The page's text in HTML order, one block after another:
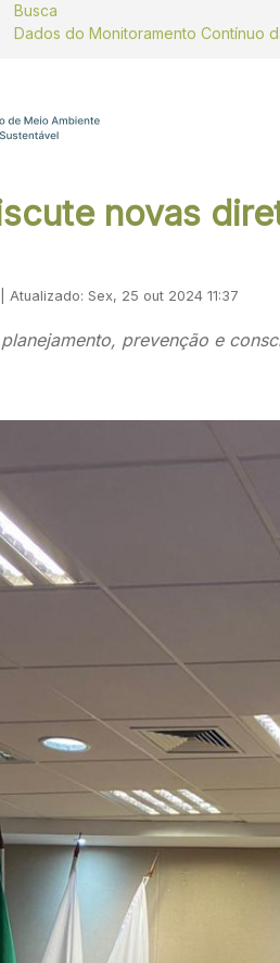
Busca
novas
Atualizado: Sex, 25 out 2024 11:37
prevenção e